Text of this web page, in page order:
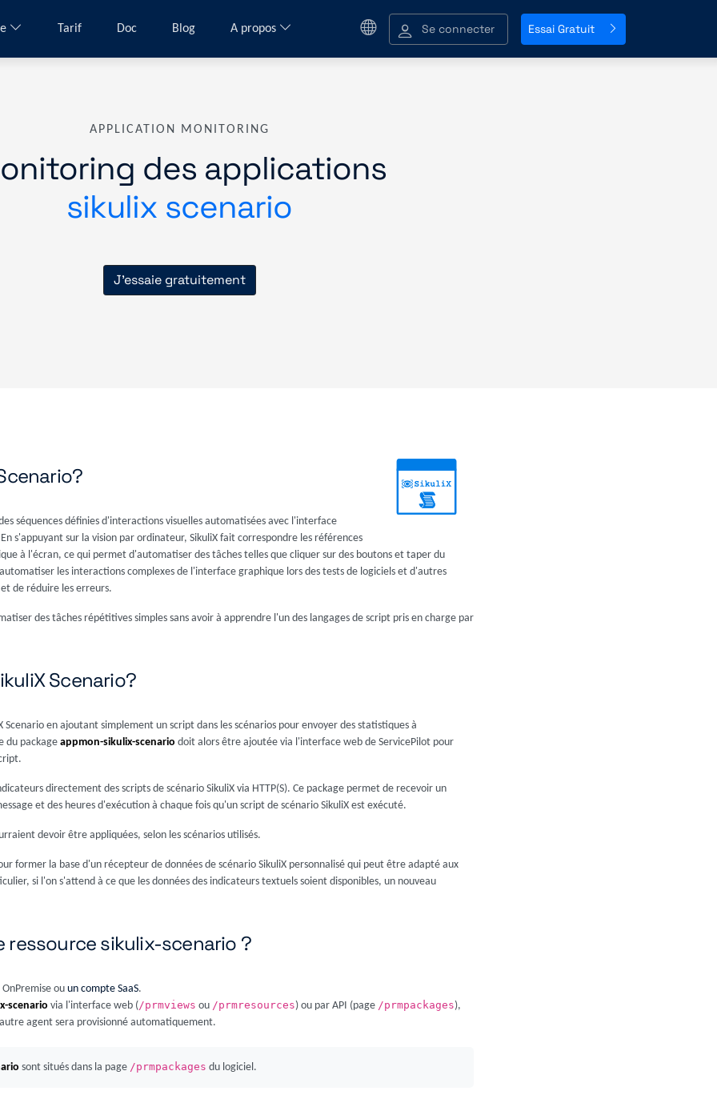
Tarif Doc Blog A propos Se connecter Essai Gratuit
APPLICATION MONITORING
des applications
sikulix scenario
J'essaie gratuitement
séquences définies d'interactions visuelles automatisées avec l'interface
s'appuyant sur la vision par ordinateur, SikuliX fait correspondre les références
à l'écran, ce qui permet d'automatiser des tâches telles que cliquer sur des boutons et taper du
les interactions complexes de l'interface graphique lors des tests de logiciels et d'autres
de réduire les erreurs.
des tâches répétitives simples sans avoir à apprendre l'un des langages de script pris en charge par
Scenario?
Scenario en ajoutant simplement un script dans les scénarios pour envoyer des statistiques à
du package appmon-sikulix-scenario doit alors être ajoutée via l'interface web de ServicePilot pour
directement des scripts de scénario SikuliX via HTTP(S). Ce package permet de recevoir un
et des heures d'exécution à chaque fois qu'un script de scénario SikuliX est exécuté.
devoir être appliquées, selon les scénarios utilisés.
former la base d'un récepteur de données de scénario SikuliX personnalisé qui peut être adapté aux
si l'on s'attend à ce que les données des indicateurs textuels soient disponibles, un nouveau
ressource sikulix-scenario ?
ou un compte SaaS.
scenario via l'interface web (/prmviews ou /prmresources) ou par API (page /prmpackages),
agent sera provisionné automatiquement.
sont situés dans la page /prmpackages du logiciel.